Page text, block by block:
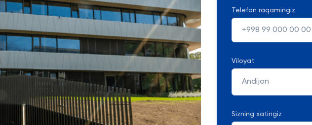
Telefon raqamingiz
Viloyat
Andijon
Sizning xatingiz